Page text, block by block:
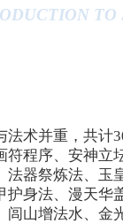
TO
法术并重，共计
符程序、安神立
法器祭炼法、玉
护身法、漫天华
闾山增法水、金